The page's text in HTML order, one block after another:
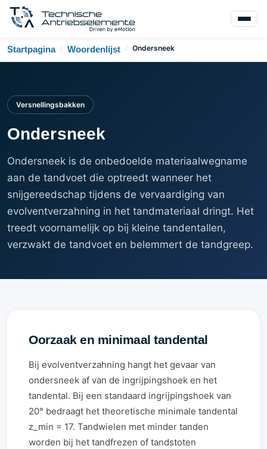
Startpagina / Woordenlijst / Ondersneek
Versnellingsbakken
Ondersneek
Ondersneek is de onbedoelde materiaalwegname
aan de tandvoet die optreedt wanneer het
snijgereedschap tijdens de vervaardiging van
evolventverzahning in het tandmateriaal dringt. Het
treedt voornamelijk op bij kleine tandentallen,
verzwakt de tandvoet en belemmert de tandgreep.
Oorzaak en minimaal tandental
Bij evolventverzahning hangt het gevaar van
ondersneek af van de ingrijpingshoek en het
tandental. Bij een standaard ingrijpingshoek van
20° bedraagt het theoretische minimale tandental
z_min = 17. Tandwielen met minder tanden
worden bij het tandfrezen of tandstoten